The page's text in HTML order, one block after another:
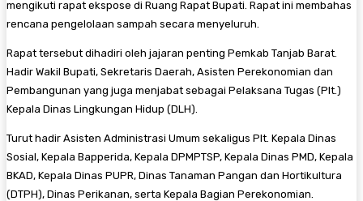
mengikuti rapat ekspose di Ruang Rapat Bupati. Rapat ini membahas
rencana pengelolaan sampah secara menyeluruh.
Rapat tersebut dihadiri oleh jajaran penting Pemkab Tanjab Barat.
Hadir Wakil Bupati, Sekretaris Daerah, Asisten Perekonomian dan
Pembangunan yang juga menjabat sebagai Pelaksana Tugas (Plt.)
Kepala Dinas Lingkungan Hidup (DLH).
Turut hadir Asisten Administrasi Umum sekaligus Plt. Kepala Dinas
Sosial, Kepala Bapperida, Kepala DPMPTSP, Kepala Dinas PMD, Kepala
BKAD, Kepala Dinas PUPR, Dinas Tanaman Pangan dan Hortikultura
(DTPH), Dinas Perikanan, serta Kepala Bagian Perekonomian.